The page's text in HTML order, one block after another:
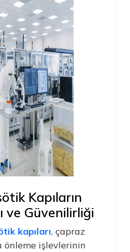
Kapıların
ve Güvenilirliği
kapıları, çapraz
önleme işlevlerinin